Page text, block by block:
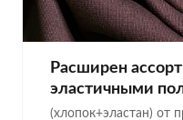
Расширен
эластичными
(хлопок+эластан) от